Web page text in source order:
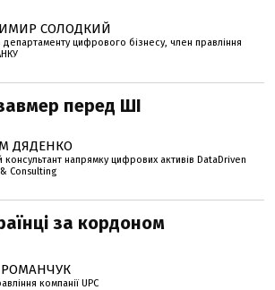
СОЛОДКИЙ
цифрового бізнесу, член правління
перед ШІ
ДЯДЕНКО
консультант напрямку цифрових активів DataDriven
Consulting
за кордоном
компанії UPC